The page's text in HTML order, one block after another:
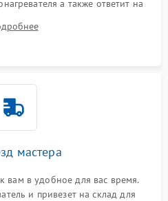
а также ответит на
мастера
вам в удобное для вас время.
и привезет на склад для